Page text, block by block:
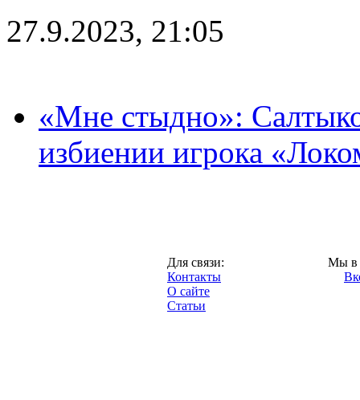
27.9.2023, 21:05
«Мне стыдно»:
избиении игрока
Для связи:
Контакты
О сайте
Статьи
Мы в